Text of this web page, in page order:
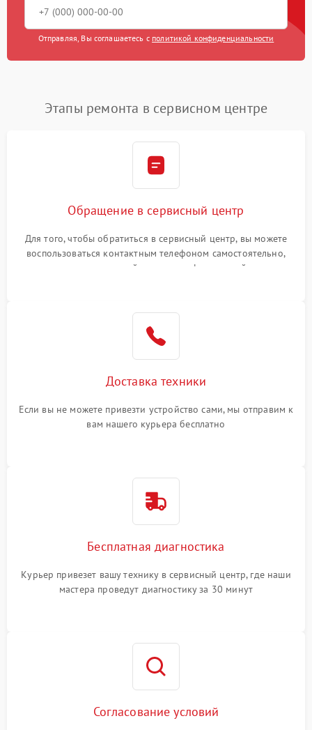
Отправляя, Вы соглашаетесь с политикой конфиденциальности
Этапы ремонта в сервисном центре
Обращение в сервисный центр
Для того, чтобы обратиться в сервисный центр, вы можете
воспользоваться контактным телефоном самостоятельно,
или оставить свой номер телефона на сайте
Доставка техники
Если вы не можете привезти устройство сами, мы отправим к
вам нашего курьера бесплатно
Бесплатная диагностика
Курьер привезет вашу технику в сервисный центр, где наши
мастера проведут диагностику за 30 минут
Согласование условий